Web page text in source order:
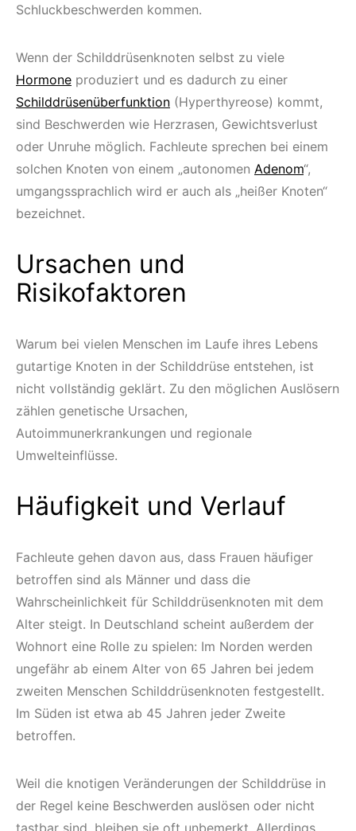
Schluckbeschwerden kommen.
Wenn der Schilddrüsenknoten selbst zu viele
Hormone produziert und es dadurch zu einer
Schilddrüsenüberfunktion (Hyperthyreose) kommt,
sind Beschwerden wie Herzrasen, Gewichtsverlust
oder Unruhe möglich. Fachleute sprechen bei einem
solchen Knoten von einem „autonomen Adenom“,
umgangssprachlich wird er auch als „heißer Knoten“
bezeichnet.
Ursachen und
Risikofaktoren
Warum bei vielen Menschen im Laufe ihres Lebens
gutartige Knoten in der Schilddrüse entstehen, ist
nicht vollständig geklärt. Zu den möglichen Auslösern
zählen genetische Ursachen,
Autoimmunerkrankungen und regionale
Umwelteinflüsse.
Häufigkeit und Verlauf
Fachleute gehen davon aus, dass Frauen häufiger
betroffen sind als Männer und dass die
Wahrscheinlichkeit für Schilddrüsenknoten mit dem
Alter steigt. In Deutschland scheint außerdem der
Wohnort eine Rolle zu spielen: Im Norden werden
ungefähr ab einem Alter von 65 Jahren bei jedem
zweiten Menschen Schilddrüsenknoten festgestellt.
Im Süden ist etwa ab 45 Jahren jeder Zweite
betroffen.
Weil die knotigen Veränderungen der Schilddrüse in
der Regel keine Beschwerden auslösen oder nicht
tastbar sind, bleiben sie oft unbemerkt. Allerdings